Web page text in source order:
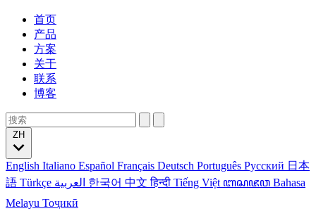
首页
产品
方案
关于
联系
博客
English Italiano Español Français Deutsch Português Русский 日本
語 Türkçe 한국어 中文हिन्दी Tiếng Việt ꦧꦱꦗꦮ Bahasa
Melayu Тоҷикӣ